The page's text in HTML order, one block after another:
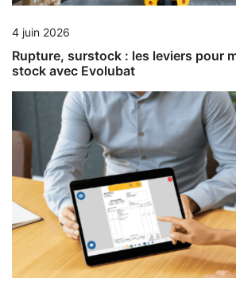
4 juin 2026
Rupture, surstock : les leviers pour
stock avec Evolubat